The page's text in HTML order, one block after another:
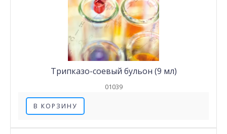
Трипказо-соевый бульон (9 мл)
01039
В КОРЗИНУ